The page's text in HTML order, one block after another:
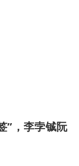
”，李孛铖阮